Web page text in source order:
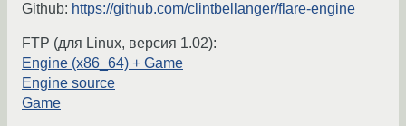
Github: https://github.com/clintbellanger/flare-engine
FTP (для Linux, версия 1.02):
Engine (x86_64) + Game
Engine source
Game